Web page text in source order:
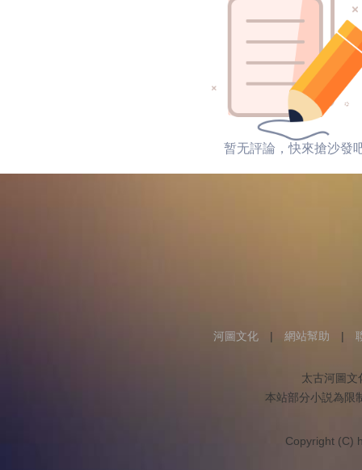
暂无評論，快來搶沙發
河圖文化 | 網站幫助 |
太古河圖文
本站部分小説為限
Copyright (C)